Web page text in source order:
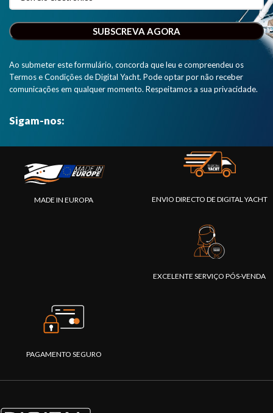
Ao submeter este formulário, concorda que leu e compreendeu os
Termos e Condições de Digital Yacht. Pode optar por não receber
comunicações em qualquer momento. Respeitamos a sua privacidade.
Sigam-nos:
MADE IN EUROPA ENVIO DIRECTO DE DIGITAL YACHT
EXCELENTE SERVIÇO PÓS-VENDA
PAGAMENTO SEGURO